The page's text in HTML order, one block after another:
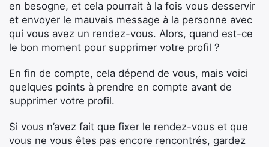
en besogne, et cela pourrait à la fois vous desservir
et envoyer le mauvais message à la personne avec
qui vous avez un rendez-vous. Alors, quand est-ce
le bon moment pour supprimer votre profil ?
En fin de compte, cela dépend de vous, mais voici
quelques points à prendre en compte avant de
supprimer votre profil.
Si vous n’avez fait que fixer le rendez-vous et que
vous ne vous êtes pas encore rencontrés, gardez